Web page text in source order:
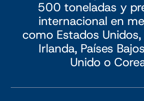
500 toneladas y
internacional en
como Estados
Irlanda, Países
Unido o